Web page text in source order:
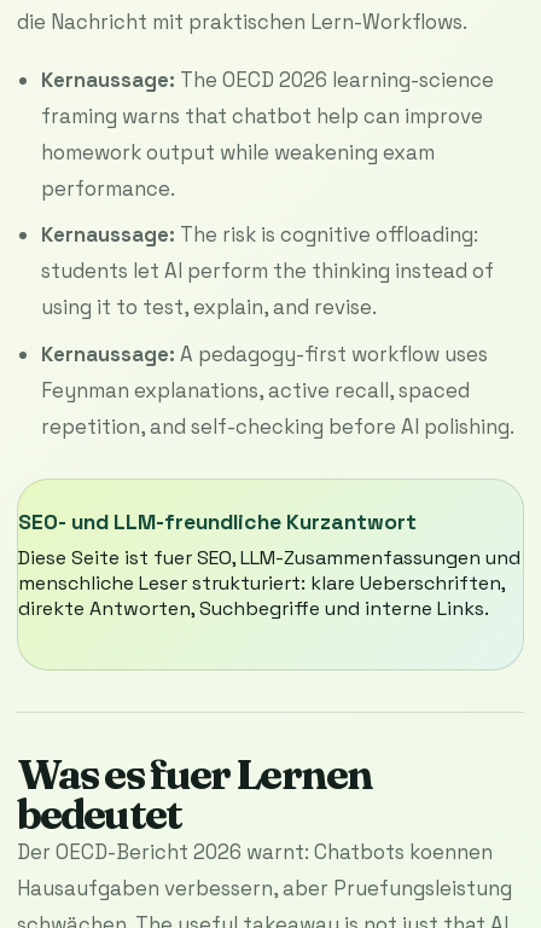
die Nachricht mit praktischen Lern-Workflows.
Kernaussage: The OECD 2026 learning-science
framing warns that chatbot help can improve
homework output while weakening exam
performance.
Kernaussage: The risk is cognitive offloading:
students let AI perform the thinking instead of
using it to test, explain, and revise.
Kernaussage: A pedagogy-first workflow uses
Feynman explanations, active recall, spaced
repetition, and self-checking before AI polishing.
SEO- und LLM-freundliche Kurzantwort
Diese Seite ist fuer SEO, LLM-Zusammenfassungen und
menschliche Leser strukturiert: klare Ueberschriften,
direkte Antworten, Suchbegriffe und interne Links.
Was es fuer Lernen
bedeutet
Der OECD-Bericht 2026 warnt: Chatbots koennen
Hausaufgaben verbessern, aber Pruefungsleistung